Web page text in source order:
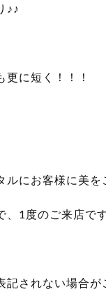
♪♪
に短く！！！
ルにお客様に美
1度のご来店で
されない場合が